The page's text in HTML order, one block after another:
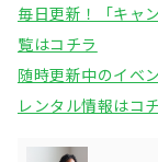
毎日更新！「キャ
覧はコチラ
随時更新中のイベ
レンタル情報はコ